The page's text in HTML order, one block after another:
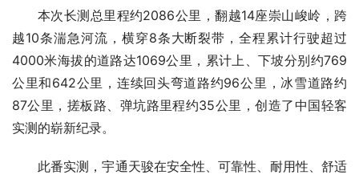
本次长测总里程约2086公里，翻越14座崇山峻岭，跨
越10条湍急河流，横穿8条大断裂带，全程累计行驶超过
4000米海拔的道路达1069公里，累计上、下坡分别约769
公里和642公里，连续回头弯道路约96公里，冰雪道路约
87公里，搓板路、弹坑路里程约35公里，创造了中国轻客
实测的崭新纪录。
此番实测，宇通天骏在安全性、可靠性、耐用性、舒适